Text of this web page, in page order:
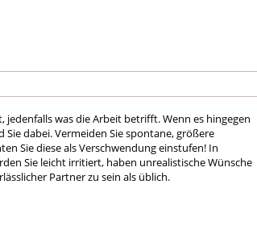
jedenfalls was die Arbeit betrifft. Wenn es hingegen
Sie dabei. Vermeiden Sie spontane, größere
Sie diese als Verschwendung einstufen! In
Sie leicht irritiert, haben unrealistische Wünsche
Partner zu sein als üblich.